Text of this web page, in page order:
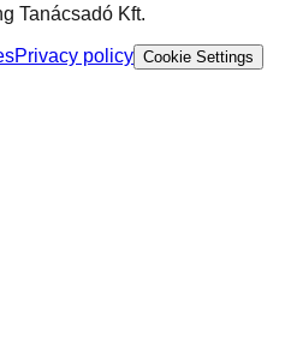
Tanácsadó Kft.
Privacy policy Cookie Settings